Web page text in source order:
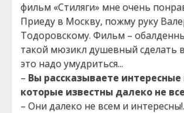
фильм «Стиляги» мне очень
Приеду в Москву, пожму руку
Тодоровскому. Фильм –
такой мюзикл душевный сделать
это надо умудриться...
– Вы рассказываете
которые известны далеко не
– Они далеко не всем и